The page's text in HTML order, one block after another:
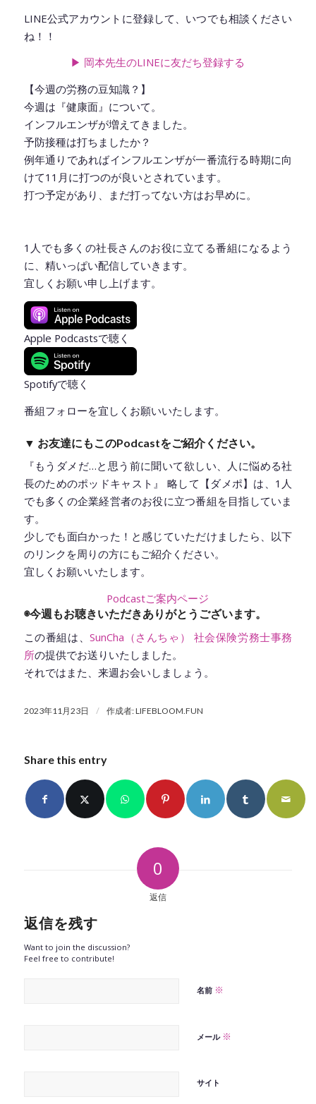
LINE公式アカウントに登録して、いつでも相談ください
ね！！
▶︎ 岡本先生のLINEに友だち登録する
【今週の労務の豆知識？】
今週は『健康面』について。
インフルエンザが増えてきました。
予防接種は打ちましたか？
例年通りであればインフルエンザが一番流行る時期に向
けて11月に打つのが良いとされています。
打つ予定があり、まだ打ってない方はお早めに。
1人でも多くの社長さんのお役に立てる番組になるよう
に、精いっぱい配信していきます。
宜しくお願い申し上げます。
Apple Podcastsで聴く
Spotifyで聴く
番組フォローを宜しくお願いいたします。
▼ お友達にもこのPodcastをご紹介ください。
『もうダメだ…と思う前に聞いて欲しい、人に悩める社
長のためのポッドキャスト』 略して【ダメポ】は、1人
でも多くの企業経営者のお役に立つ番組を目指していま
す。
少しでも面白かった！と感じていただけましたら、以下
のリンクを周りの方にもご紹介ください。
宜しくお願いいたします。
Podcastご案内ページ
◉今週もお聴きいただきありがとうございます。
この番組は、SunCha（さんちゃ） 社会保険労務士事務
所の提供でお送りいたしました。
それではまた、来週お会いしましょう。
2023年11月23日 / 作成者:LIFEBLOOM.FUN
Share this entry
0
返信
返信を残す
Want to join the discussion?
Feel free to contribute!
名前 ※
メール ※
サイト